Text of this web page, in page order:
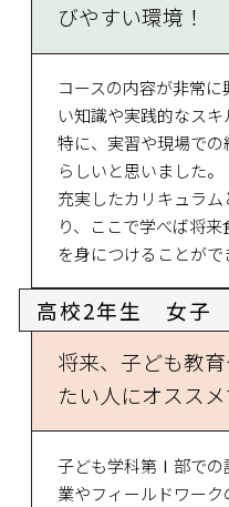
びやすい環境！
コースの内容が非常
い知識や実践的なスキ
特に、実習や現場で
らしいと思いました。
充実したカリキュラ
り、ここで学べば将
を身につけることがで
高校2年生 女子
将来、子ども教
たい人にオススメ
子ども学科第Ⅰ部での
業やフィールドワー